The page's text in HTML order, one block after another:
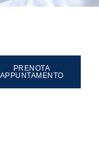
PRENOTA
APPUNTAMENTO